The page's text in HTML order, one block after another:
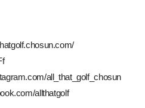
all_that_golf_chosun
allthatgolf